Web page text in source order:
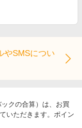
やSMSについ
クの合算）は、お買
いただきます。ポイン